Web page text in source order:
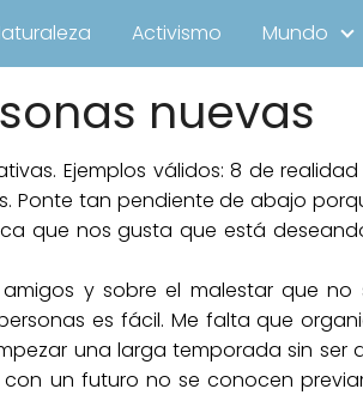
Activismo Mundo
nuevas
Ejemplos válidos: 8 de
Ponte tan pendiente de abajo
que nos gusta que está
y sobre el malestar que
es fácil. Me falta que
una larga temporada sin ser
un futuro no se conocen